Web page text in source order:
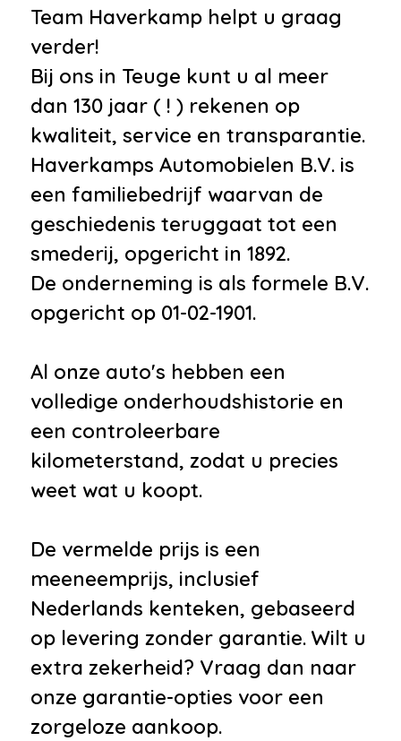
Team Haverkamp helpt u graag
verder!
Bij ons in Teuge kunt u al meer
dan 130 jaar ( ! ) rekenen op
kwaliteit, service en transparantie.
Haverkamps Automobielen B.V. is
een familiebedrijf waarvan de
geschiedenis teruggaat tot een
smederij, opgericht in 1892.
De onderneming is als formele B.V.
opgericht op 01-02-1901.
Al onze auto's hebben een
volledige onderhoudshistorie en
een controleerbare
kilometerstand, zodat u precies
weet wat u koopt.
De vermelde prijs is een
meeneemprijs, inclusief
Nederlands kenteken, gebaseerd
op levering zonder garantie. Wilt u
extra zekerheid? Vraag dan naar
onze garantie-opties voor een
zorgeloze aankoop.